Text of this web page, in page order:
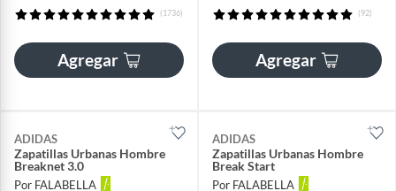
(1736)
Agregar
(92)
Agregar
ADIDAS
Zapatillas Urbanas Hombre
Breaknet 3.0
Por FALABELLA
ADIDAS
Zapatillas Urbanas Hombre
Break Start
Por FALABELLA